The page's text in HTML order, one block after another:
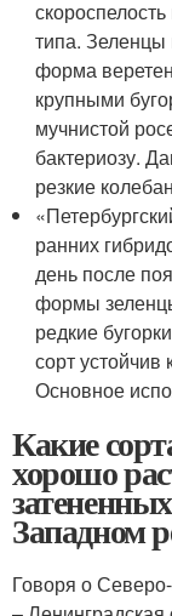
типа.
форма
крупными
мучнистой
бактериозу.
резкие
ранних
день после
формы
редкие
сорт
Основное
Какие
хорошо
Западном
Говоря о